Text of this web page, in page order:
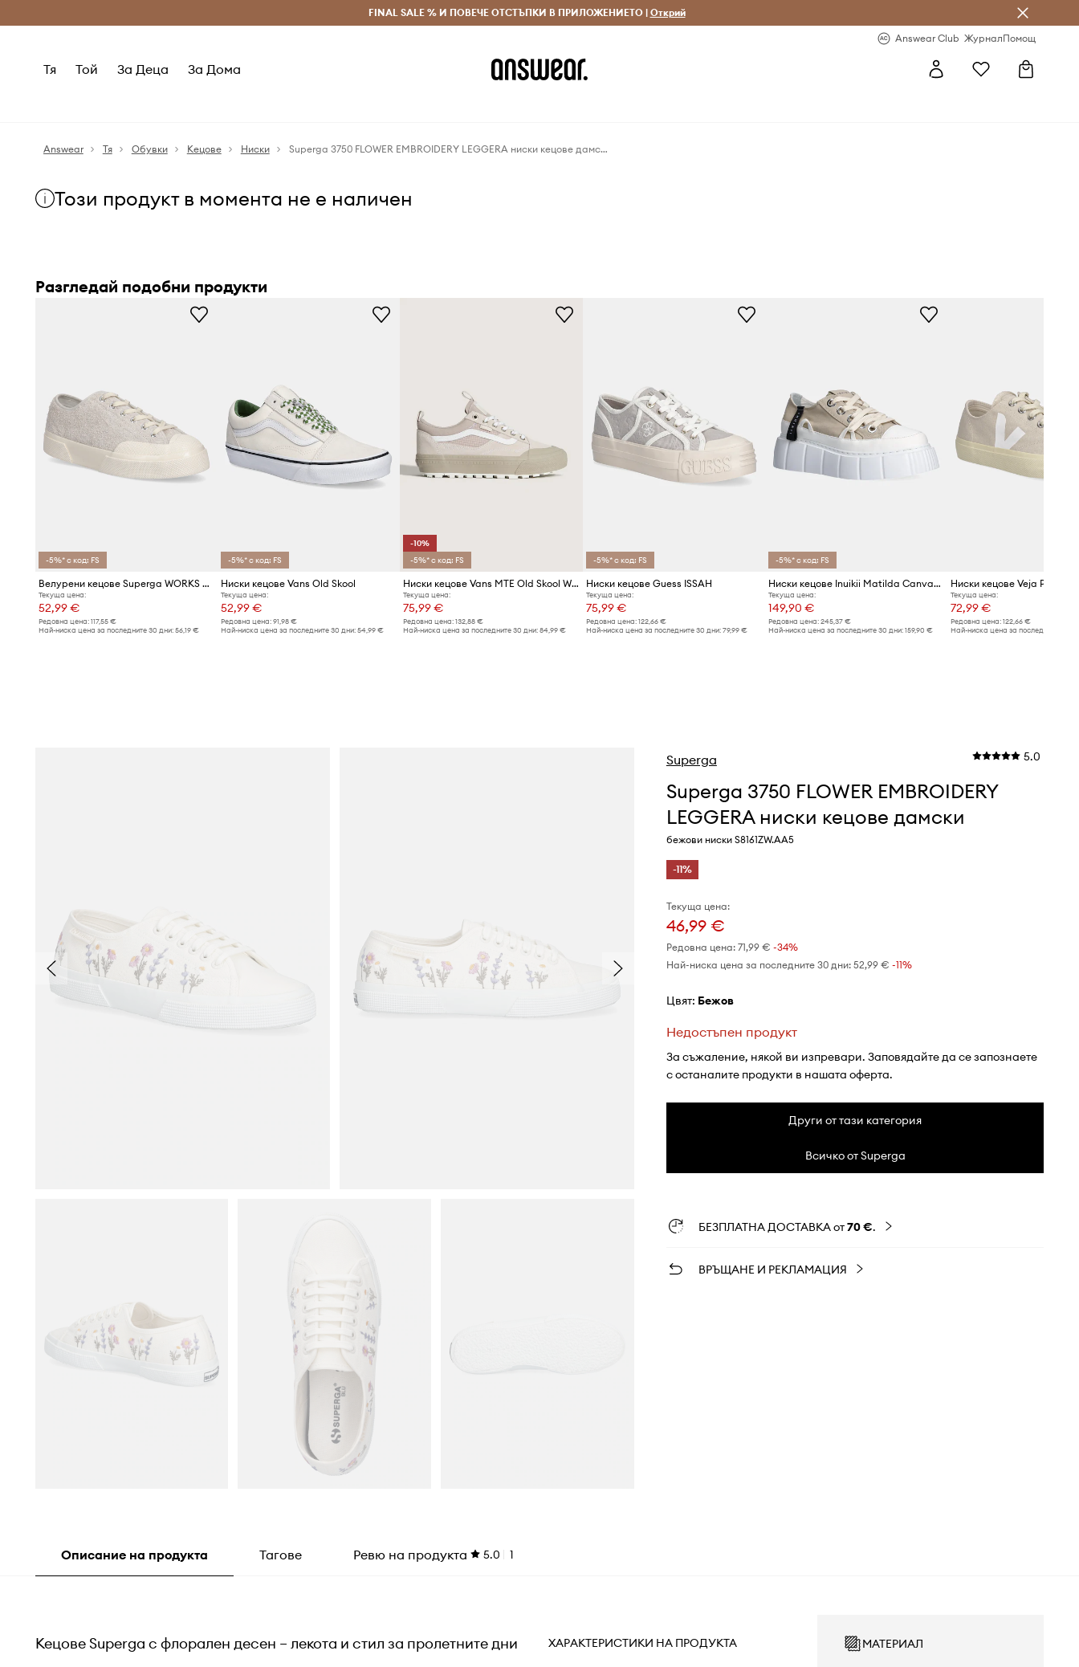
Безплатни доставка и връщане за поръчки над 70 EUR Доставка 1-5 дни
FINAL SALE % И ПОВЕЧЕ ОТСТЪПКИ В ПРИЛОЖЕНИЕТО | Открий
Answear Club ЖурналПомощ
Тя Той За Деца За Дома
Answear Тя Обувки Кецове Ниски Superga 3750 FLOWER EMBROIDERY LEGGERA ниски кецове дамски
Този продукт в момента не е наличен
Разгледай подобни продукти
-5%* с код: FS
Велурени кецове Superga WORKS HAIRY SUEDE
Текуща цена:
52,99 €
Редовна цена: 117,55 €
Най-ниска цена за последните 30 дни: 56,19 €
-5%* с код: FS
Ниски кецове Vans Old Skool
Текуща цена:
52,99 €
Редовна цена:91,98 €
Най-ниска цена за последните 30 дни:54,99 €
-10%
-5%* с код: FS
Ниски кецове Vans MTE Old Skool Waterproof
Текуща цена:
75,99 €
Редовна цена: 132,88 €
Най-ниска цена за последните 30 дни: 84,99 €
-5%* с код: FS
Ниски кецове Guess ISSAH
Текуща цена:
75,99 €
Редовна цена: 122,66 €
Най-ниска цена за последните 30 дни: 79,99 €
-5%* с код: FS
Ниски кецове Inuikii Matilda Canvas Low
Текуща цена:
149,90 €
Редовна цена:245,37 €
Най-ниска цена за последните 30 дни:159,90 €
Текуща цена:
72,99 €
Редовна цена: 122,66 €
Най-ниска цена за последните 30
Superga 5.0
Superga 3750 FLOWER EMBROIDERY
LEGGERA ниски кецове дамски
бежови ниски S8161ZW.AA5
-11%
Текуща цена:
46,99 €
Редовна цена: 71,99 € -34%
Най-ниска цена за последните 30 дни: 52,99 € -11%
Цвят: бежов
Недостъпен продукт
За съжаление, някой ви изпревари. Заповядайте да се запознаете
с останалите продукти в нашата оферта.
Други от тази категория
Всичко от Superga
БЕЗПЛАТНА ДОСТАВКА от70 €.
ВРЪЩАНЕ И РЕКЛАМАЦИЯ
Описание на продукта Тагове Ревю на продукта 5.0 1
Кецове Superga с флорален десен – лекота и стил за пролетните дни ХАРАКТЕРИСТИКИ НА ПРОДУКТА МАТЕРИАЛ